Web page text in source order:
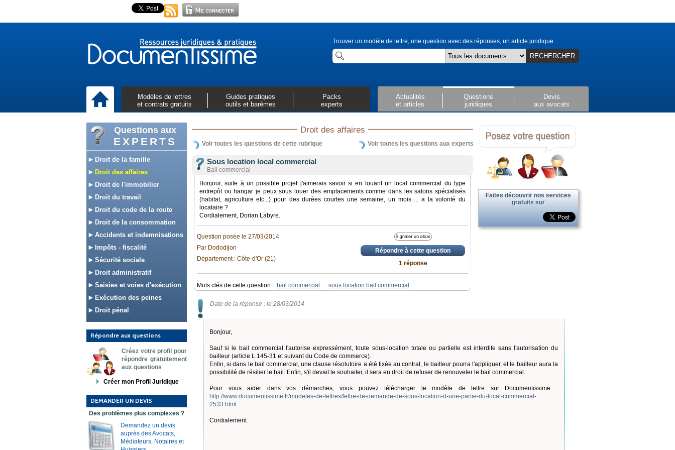
Trouver un modèle de lettre, une question avec des réponses, un article juridique
RECHERCHER
Modèles de lettres
et contrats gratuits
Guides pratiques
outils et barèmes
Packs
experts
Actualités
et articles
Questions
juridiques
Devis
aux avocats
Questions aux
EXPERTS
Droit de la famille
Droit des affaires
Droit de l'immobilier
Droit du travail
Droit du code de la route
Droit de la consommation
Accidents et indemnisations
Impôts - fiscalité
Sécurité sociale
Droit administratif
Saisies et voies d'exécution
Exécution des peines
Droit pénal
Répondre aux questions
Créez votre profil pour
répondre gratuitement
aux questions
Créer mon Profil Juridique
DEMANDER UN DEVIS
Des problèmes plus complexes ?
Demandez un devis
auprès des Avocats,
Médiateurs, Notaires et
Droit des affaires
Voir toutes les questions de cette rubrique Voir toutes les questions aux experts
Sous location local commercial
Bail commercial
Bonjour, suite à un possible projet j'aimerais savoir si en louant un local commercial du type
entrepôt ou hangar je peux sous louer des emplacements comme dans les salons spécialisés
(habitat, agriculture etc...) pour des durées courtes une semaine, un mois ... a la volonté du
locataire ?
Cordialement, Dorian Labyre.
Question posée le 27/03/2014
Par Dododijon
Département : Côte-d'Or (21)
Répondre à cette question
1 réponse
Mots clés de cette question : bail commercial sous location bail commercial
Date de la réponse : le 28/03/2014
Bonjour,
Sauf si le bail commercial l'autorise expressément, toute sous-location totale ou partielle est interdite sans l'autorisation du
bailleur (article L.145-31 et suivant du Code de commerce).
Enfin, si dans le bail commercial, une clause résolutoire a été fixée au contrat, le bailleur pourra l'appliquer, et le bailleur aura la
possibilité de résilier le bail. Enfin, s'il devait le souhaiter, il sera en droit de refuser de renouveler le bail commercial.
Pour vous aider dans vos démarches, vous pouvez télécharger le modèle de lettre sur Documentissime :
http://www.documentissime.fr/modeles-de-lettres/lettre-de-demande-de-sous-location-d-une-partie-du-local-commercial-
2533.html
Cordialement
Faites découvrir nos services
gratuits sur